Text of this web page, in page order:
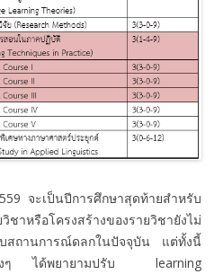
จะเป็นปีการศึกษาสุดท้ายสำหรับ
ชาหรือโครงสร้างของรายวิชายังไม่
บสถานการณ์ดลกในปัจจุบัน แต่ทั้งนี้
ต่างๆ ได้พยายามปรับ learning